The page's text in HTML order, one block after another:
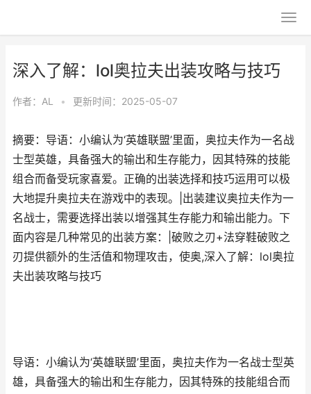
深入了解：lol奥拉夫出装攻略与技巧
作者： AL • 更新时间：2025-05-07
摘要：导语：小编认为‘英雄联盟’里面，奥拉夫作为一名战
士型英雄，具备强大的输出和生存能力，因其特殊的技能
组合而备受玩家喜爱。正确的出装选择和技巧运用可以极
大地提升奥拉夫在游戏中的表现。|出装建议奥拉夫作为一
名战士，需要选择出装以增强其生存能力和输出能力。下
面内容是几种常见的出装方案：|破败之刃+法穿鞋破败之
刃提供额外的生活值和物理攻击，使奥,深入了解：lol奥拉
夫出装攻略与技巧
导语：小编认为‘英雄联盟’里面，奥拉夫作为一名战士型英
雄，具备强大的输出和生存能力，因其特殊的技能组合而